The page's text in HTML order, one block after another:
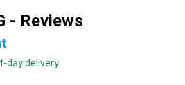
- Reviews
day delivery